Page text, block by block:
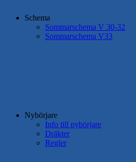
Schema
Sommarschema V 30-32
Sommarschema V33
Nybörjare
Info till nybörjare
Dräkter
Regler